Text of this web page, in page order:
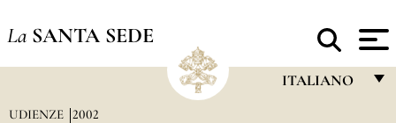
La SANTA SEDE
ITALIANO
UDIENZE 2002